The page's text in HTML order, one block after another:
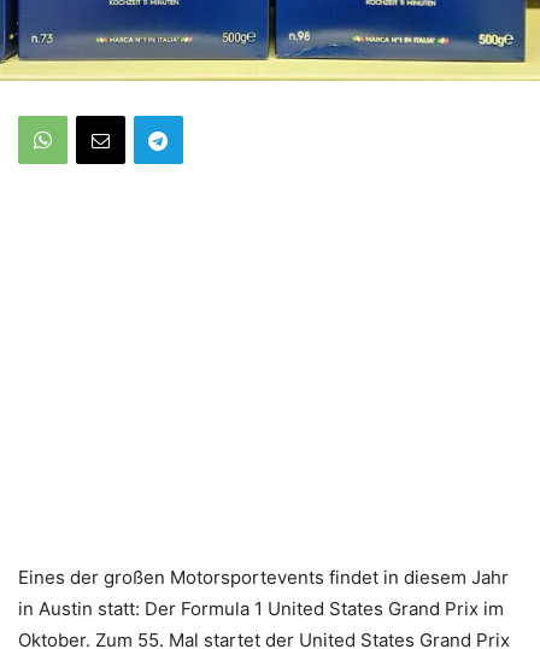
Eines der großen Motorsportevents findet in diesem Jahr
in Austin statt: Der Formula 1 United States Grand Prix im
Oktober. Zum 55. Mal startet der United States Grand Prix